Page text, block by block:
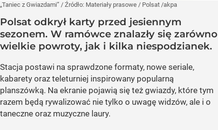
„Taniec z Gwiazdami” / Źródło: Materiały prasowe / Polsat /akpa
Polsat odkrył karty przed jesiennym
sezonem. W ramówce znalazły się zarówno
wielkie powroty, jak i kilka niespodzianek.
Stacja postawi na sprawdzone formaty, nowe seriale,
kabarety oraz teleturniej inspirowany popularną
planszówką. Na ekranie pojawią się też gwiazdy, które tym
razem będą rywalizować nie tylko o uwagę widzów, ale i o
taneczne oraz muzyczne laury.